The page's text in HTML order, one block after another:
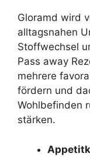
Gloramd wird
alltagsnahen
Stoffwechsel
Pass away
mehrere
fördern und
Wohlbefinden
stärken.